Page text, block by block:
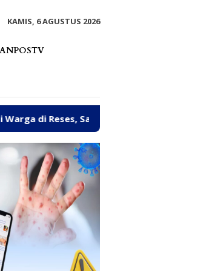
KAMIS, 6 AGUSTUS 2026
Ungkap Tantangan Fiskal Parimo 2027